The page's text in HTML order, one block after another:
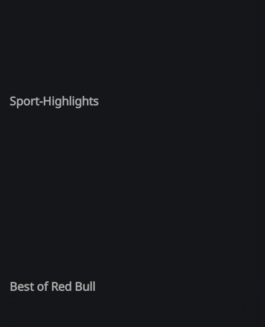
Sport-Highlights
Best of Red Bull